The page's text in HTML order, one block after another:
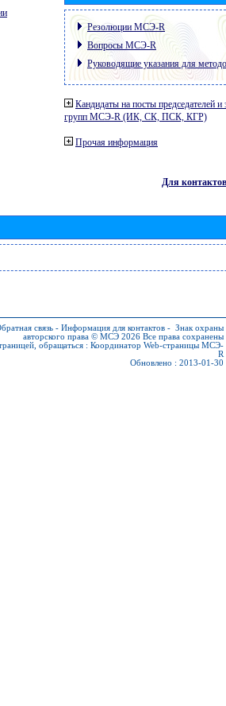
Резолюции МСЭ-R
Вопросы МСЭ-R
Руководящие указания для
Кандидаты на посты председателей и
групп МСЭ-R (ИК, СК, ПСК, КГР)
Прочая информация
Для контактов
связь - Информация для контактов - Знак охраны
авторского права © МСЭ 2026 Все права сохранены
обращаться : Координатор Web-страницы МСЭ-
R
Обновлено : 2013-01-30